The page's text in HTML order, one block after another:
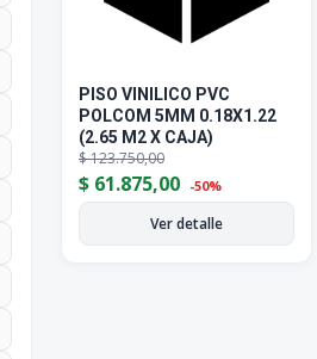
PISO VINILICO PVC
POLCOM 5MM 0.18X1.22
(2.65 M2 X CAJA)
$123.750,00
$ 61.875,00 -50%
Ver detalle